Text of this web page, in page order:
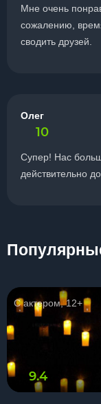
Мне очень
сожалению,
сводить друзей.
Олег
10
Супер! Нас
действительно
С актером, 12+
9.4